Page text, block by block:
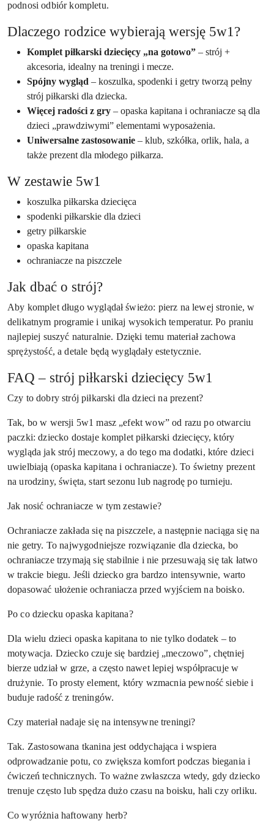
podnosi odbiór kompletu.
Dlaczego rodzice wybierają wersję 5w1?
Komplet piłkarski dziecięcy „na gotowo” – strój +
akcesoria, idealny na treningi i mecze.
Spójny wygląd – koszulka, spodenki i getry tworzą pełny
strój piłkarski dla dziecka.
Więcej radości z gry – opaska kapitana i ochraniacze są dla
dzieci „prawdziwymi” elementami wyposażenia.
Uniwersalne zastosowanie – klub, szkółka, orlik, hala, a
także prezent dla młodego piłkarza.
W zestawie 5w1
koszulka piłkarska dziecięca
spodenki piłkarskie dla dzieci
getry piłkarskie
opaska kapitana
ochraniacze na piszczele
Jak dbać o strój?
Aby komplet długo wyglądał świeżo: pierz na lewej stronie, w
delikatnym programie i unikaj wysokich temperatur. Po praniu
najlepiej suszyć naturalnie. Dzięki temu materiał zachowa
sprężystość, a detale będą wyglądały estetycznie.
FAQ – strój piłkarski dziecięcy 5w1
Czy to dobry strój piłkarski dla dzieci na prezent?
Tak, bo w wersji 5w1 masz „efekt wow” od razu po otwarciu
paczki: dziecko dostaje komplet piłkarski dziecięcy, który
wygląda jak strój meczowy, a do tego ma dodatki, które dzieci
uwielbiają (opaska kapitana i ochraniacze). To świetny prezent
na urodziny, święta, start sezonu lub nagrodę po turnieju.
Jak nosić ochraniacze w tym zestawie?
Ochraniacze zakłada się na piszczele, a następnie naciąga się na
nie getry. To najwygodniejsze rozwiązanie dla dziecka, bo
ochraniacze trzymają się stabilnie i nie przesuwają się tak łatwo
w trakcie biegu. Jeśli dziecko gra bardzo intensywnie, warto
dopasować ułożenie ochraniacza przed wyjściem na boisko.
Po co dziecku opaska kapitana?
Dla wielu dzieci opaska kapitana to nie tylko dodatek – to
motywacja. Dziecko czuje się bardziej „meczowo”, chętniej
bierze udział w grze, a często nawet lepiej współpracuje w
drużynie. To prosty element, który wzmacnia pewność siebie i
buduje radość z treningów.
Czy materiał nadaje się na intensywne treningi?
Tak. Zastosowana tkanina jest oddychająca i wspiera
odprowadzanie potu, co zwiększa komfort podczas biegania i
ćwiczeń technicznych. To ważne zwłaszcza wtedy, gdy dziecko
trenuje często lub spędza dużo czasu na boisku, hali czy orliku.
Co wyróżnia haftowany herb?